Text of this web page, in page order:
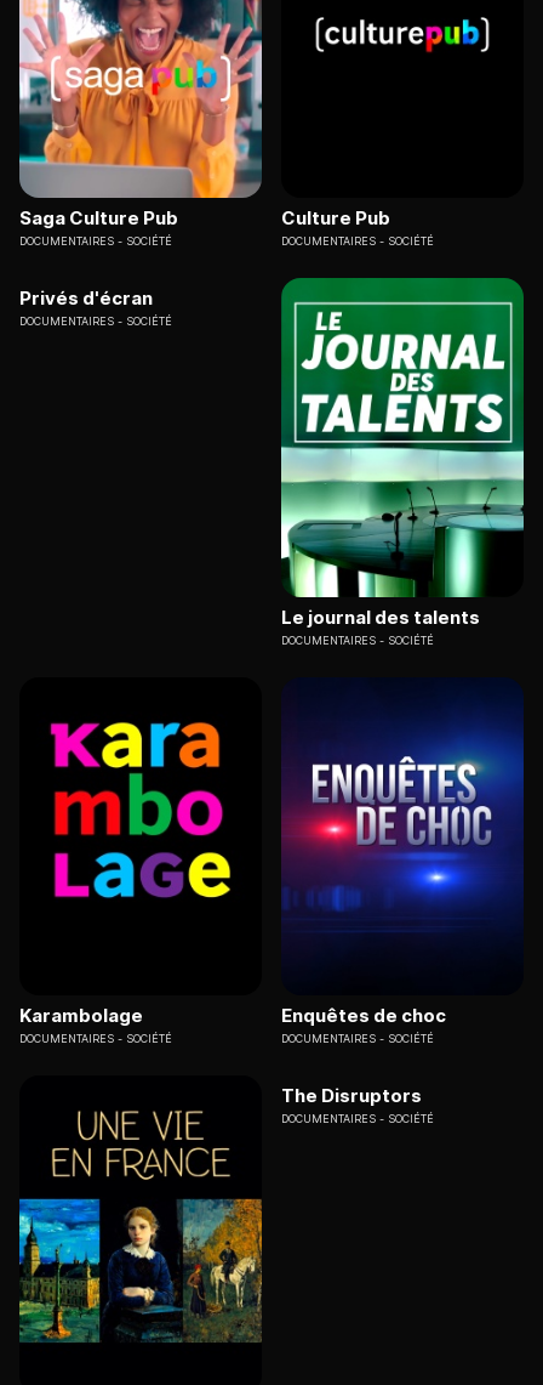
Saga Culture Pub
DOCUMENTAIRES SOCIÉTÉ
Culture Pub
DOCUMENTAIRES SOCIÉTÉ
Privés d'écran
DOCUMENTAIRES SOCIÉTÉ
Le journal des talents
DOCUMENTAIRES SOCIÉTÉ
Karambolage
DOCUMENTAIRES SOCIÉTÉ
Enquêtes de choc
DOCUMENTAIRES SOCIÉTÉ
The Disruptors
DOCUMENTAIRES SOCIÉTÉ